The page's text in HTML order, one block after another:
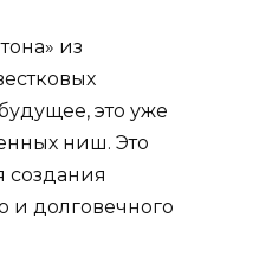
из
это уже
ниш. Это
создания
и долговечного